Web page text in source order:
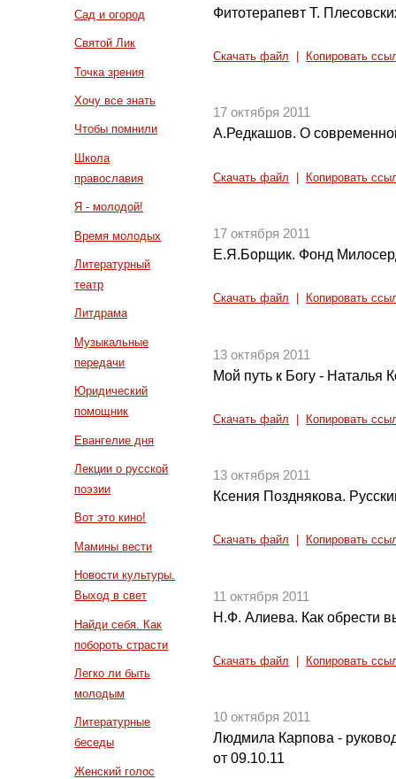
Сад и огород
Святой Лик
Точка зрения
Хочу все знать
Чтобы помнили
Школа
православия
Я - молодой!
Время молодых
Литературный
театр
Литдрама
Музыкальные
передачи
Юридический
помощник
Евангелие дня
Лекции о русской
поэзии
Вот это кино!
Мамины вести
Новости культуры.
Выход в свет
Найди себя. Как
побороть страсти
Легко ли быть
молодым
Литературные
беседы
Женский голос
Фитотерапевт Т.
Скачать файл Копировать
17 октября 2011
А.Редкашов. О
Скачать файл Копировать
17 октября 2011
Е.Я.Борщик. Фонд
Скачать файл Копировать
13 октября 2011
Мой путь к Богу - Наталья
Скачать файл Копировать
13 октября 2011
Ксения Позднякова.
Скачать файл Копировать
11 октября 2011
Н.Ф. Алиева. Как обрести
Скачать файл Копировать
10 октября 2011
Людмила Карпова -
от 09.10.11